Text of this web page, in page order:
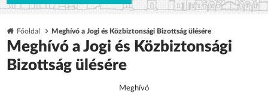
Főoldal Meghívó a Jogi és Közbiztonsági Bizottság ülésére
Meghívó a Jogi és Közbiztonsági
Bizottság ülésére
Meghívó